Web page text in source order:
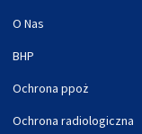
O Nas
BHP
Ochrona ppoż
Ochrona radiologiczna